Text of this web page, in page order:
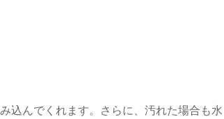
込んでくれます。さらに、汚れた場合も水